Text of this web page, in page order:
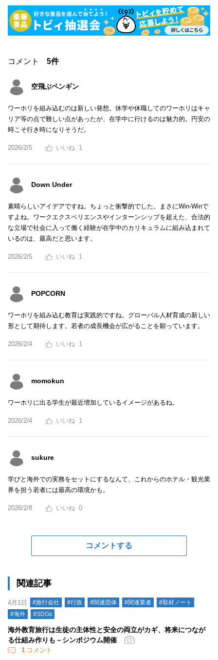
コメント 5件
空飛ぶペンギン
ワーホリを組み込むのは新しい発想。休学や休職してのワーホリはキャ
リア等の点で難しい点があったが、在学中に行けるのは魅力的。円安の
時こそ行き時になりそうだ。
2026/2/5 1
Down Under
素晴らしいアイデアですね。ちょっと衝撃的でした。まさにWin-Winで
すよね。ワークエクスペリエンスやインターンシップを超えた、合法的
な立場で社会に入って働く経験が在学中のカリキュラムに組み込まれて
いるのは、最高だと思います。
2026/2/5 1
POPCORN
ワーホリを組み込む教育は実践的ですね。グローバル人材育成の新しい
形として期待します。若者の成長機会が広がることを願っています。
2026/2/4 1
momokun
ワーホリに出る学生が最近増加しているイメージがあるね。
2026/2/4 1
sukure
学びと海外での実務をセットにするなんて、これからのホテル・観光業
界を担う若者には最高の環境かも。
2026/2/8 0
コメントする
関連記事
4月1日 #旅行会社 #行政 #関連団体 #関連業者
#取材ノート
#海外
#SDGs
海外教育旅行は生徒の主体性と安全の両立がカギ、将来につなが
る仕組み作りも－シンポジウム開催
1 コメント